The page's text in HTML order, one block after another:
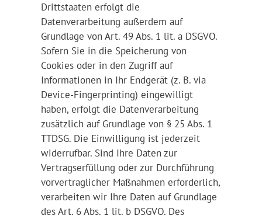
Drittstaaten erfolgt die
Datenverarbeitung außerdem auf
Grundlage von Art. 49 Abs. 1 lit. a DSGVO.
Sofern Sie in die Speicherung von
Cookies oder in den Zugriff auf
Informationen in Ihr Endgerät (z. B. via
Device-Fingerprinting) eingewilligt
haben, erfolgt die Datenverarbeitung
zusätzlich auf Grundlage von § 25 Abs. 1
TTDSG. Die Einwilligung ist jederzeit
widerrufbar. Sind Ihre Daten zur
Vertragserfüllung oder zur Durchführung
vorvertraglicher Maßnahmen erforderlich,
verarbeiten wir Ihre Daten auf Grundlage
des Art. 6 Abs. 1 lit. b DSGVO. Des